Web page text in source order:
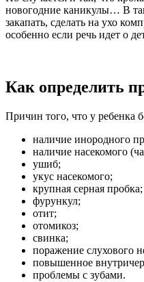
новогодние каникулы… В
закапать, сделать на ухо
особенно если речь идет о
Как определить
Причин того, что у ребенка
наличие инородного
наличие насекомого
ушиб;
укус насекомого;
крупная серная пробка;
фурункул;
отит;
отомикоз;
свинка;
поражение слухового
повышенное
проблемы с зубами.